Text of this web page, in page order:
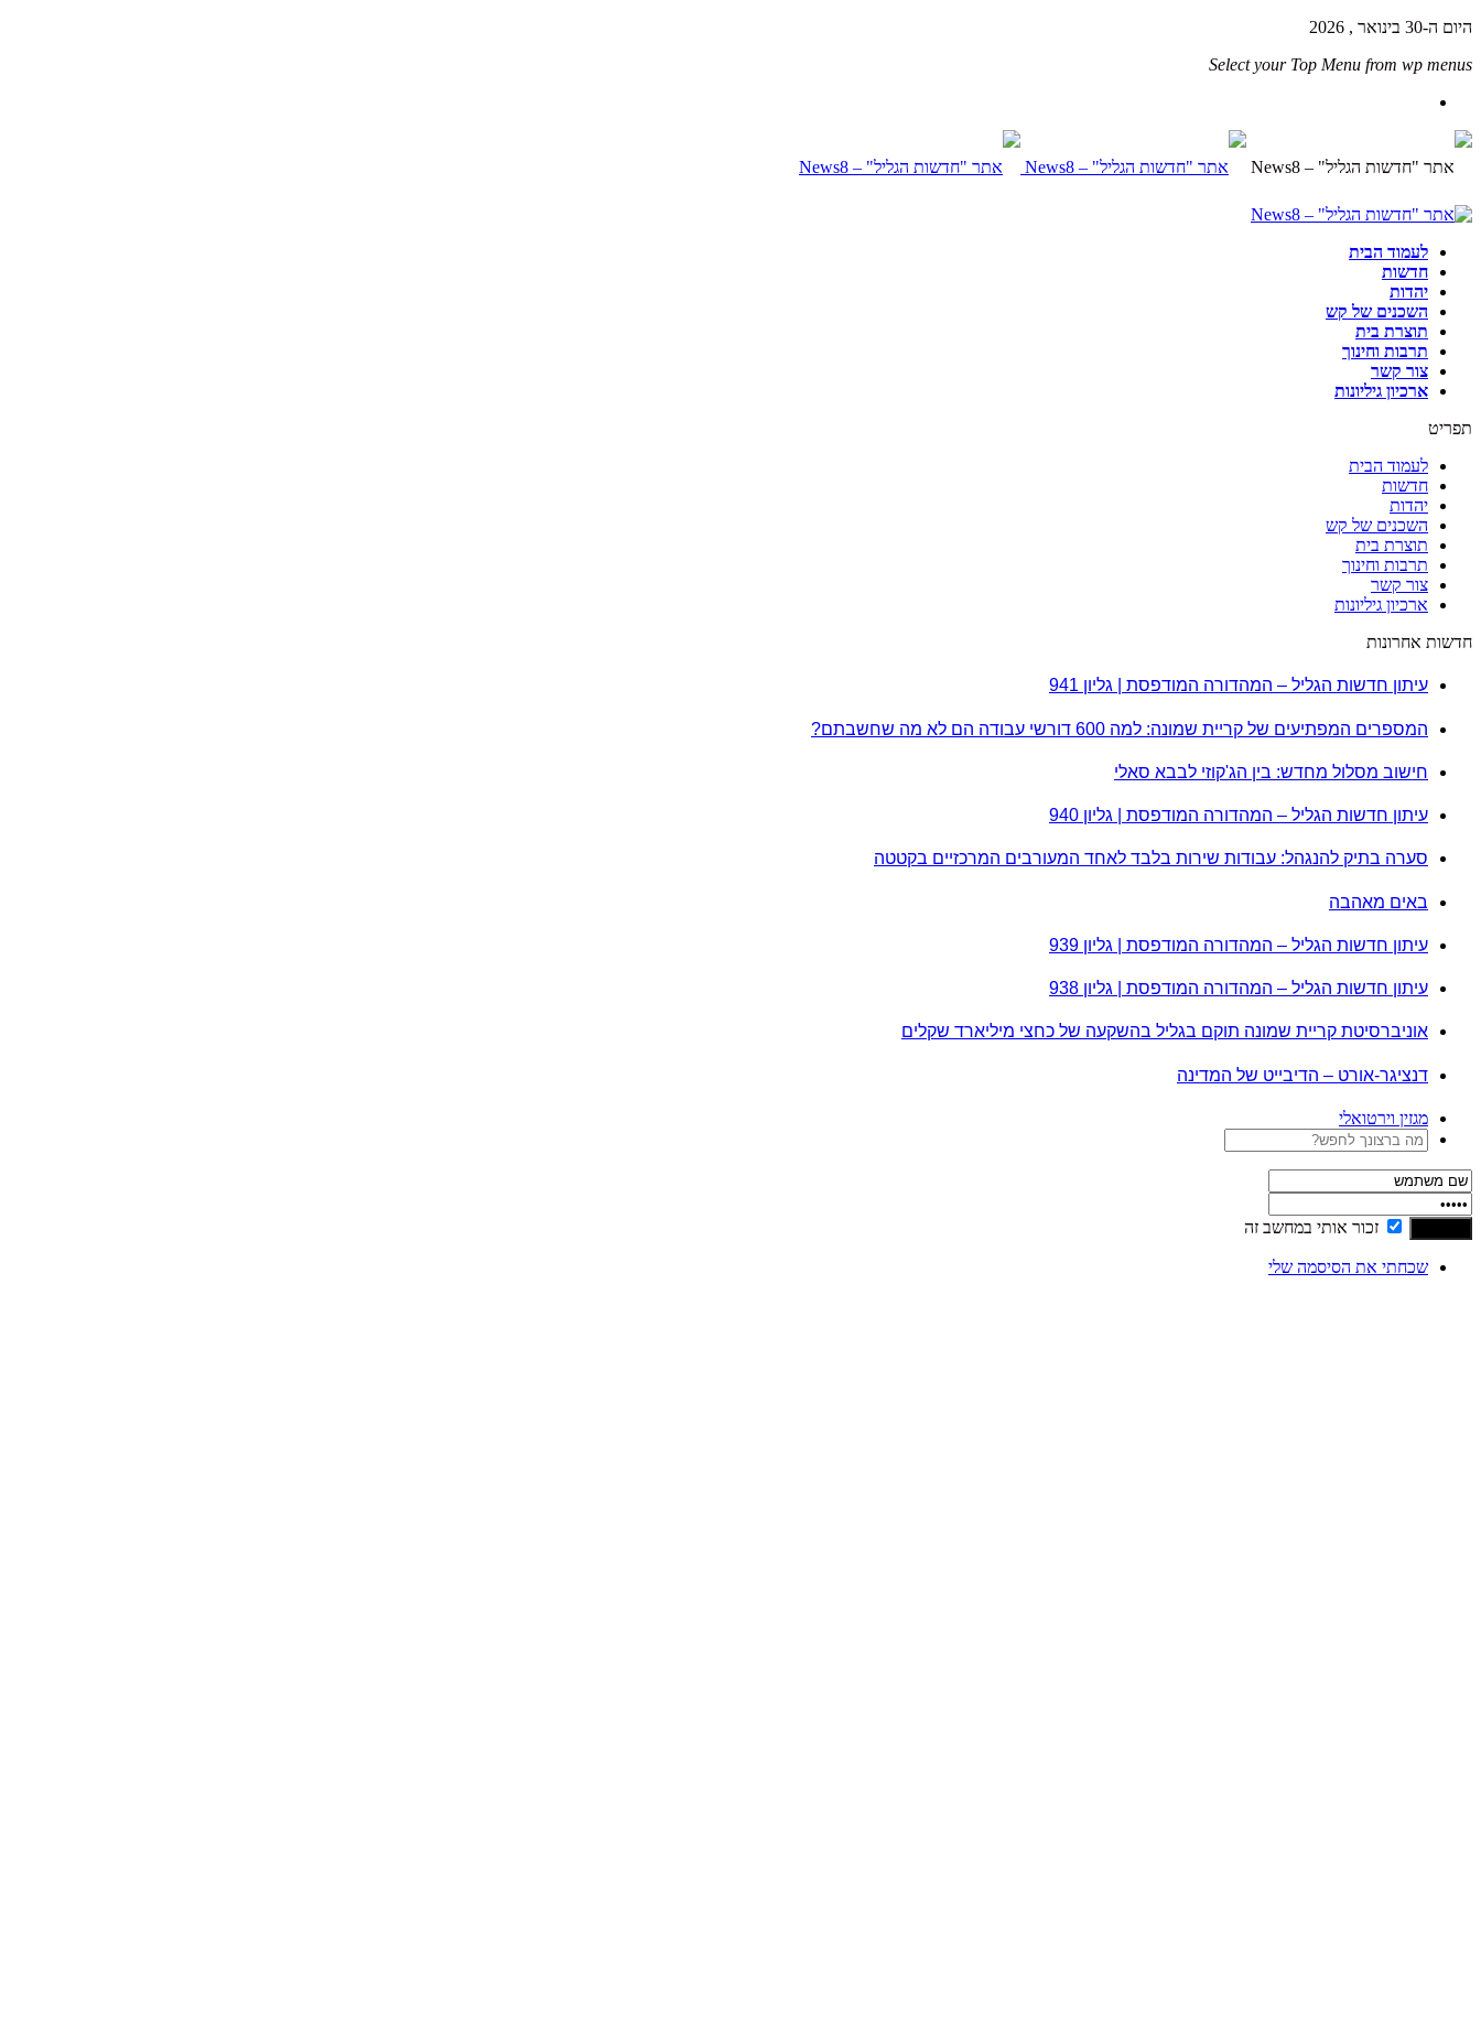
היום ה-30 בינואר , 2026
Select your Top Menu from wp menus
לעמוד הבית
חדשות
יהדות
השכנים של קש
תוצרת בית
תרבות וחינוך
צור קשר
ארכיון גיליונות
תפריט
לעמוד הבית
חדשות
יהדות
השכנים של קש
תוצרת בית
תרבות וחינוך
צור קשר
ארכיון גיליונות
חדשות אחרונות
עיתון חדשות הגליל – המהדורה המודפסת | גליון 941
המספרים המפתיעים של קריית שמונה: למה 600 דורשי עבודה הם לא מה שחשבתם?
חישוב מסלול מחדש: בין הג'קוזי לבבא סאלי
עיתון חדשות הגליל – המהדורה המודפסת | גליון 940
סערה בתיק להנגהל: עבודות שירות בלבד לאחד המעורבים המרכזיים בקטטה
באים מאהבה
עיתון חדשות הגליל – המהדורה המודפסת | גליון 939
עיתון חדשות הגליל – המהדורה המודפסת | גליון 938
אוניברסיטת קריית שמונה תוקם בגליל בהשקעה של כחצי מיליארד שקלים
דנציגר-אורט – הדיבייט של המדינה
מגזין וירטואלי
זכור אותי במחשב זה
שכחתי את הסיסמה שלי